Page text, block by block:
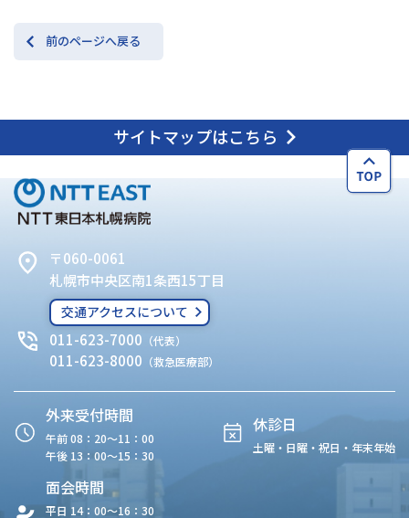
前のページへ戻る
サイトマップはこちら
〒060-0061
札幌市中央区南1条西15丁目
交通アクセスについて
011-623-7000 （代表）
011-623-8000 （救急医療部）
外来受付時間
午前 08：20〜11：00
午後 13：00〜15：30
休診日
土曜・日曜・祝日・年末年始
面会時間
平日 14：00〜16：30